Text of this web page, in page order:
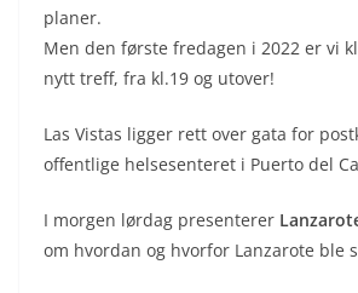
planer.
Men den første fredagen i 2022 er vi
nytt treff, fra kl.19 og utover!
Las Vistas ligger rett over gata for
offentlige helsesenteret i Puerto del
I morgen lørdag presenterer
om hvordan og hvorfor Lanzarote ble